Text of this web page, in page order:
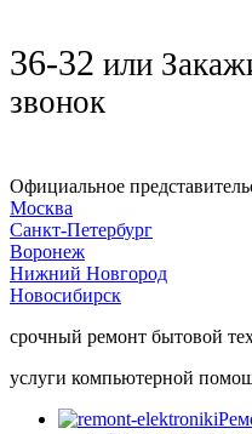
36-32 или
звонок
Официальное
Москва
Санкт-Петербург
Воронеж
Нижний Новгород
Новосибирск
срочный ремонт бытовой
услуги компьютерной